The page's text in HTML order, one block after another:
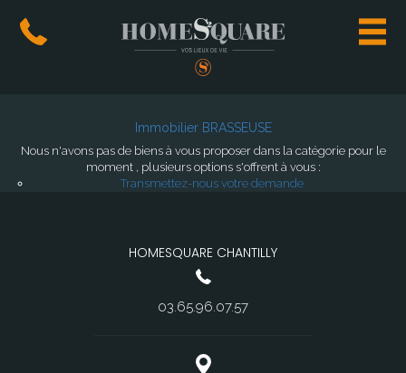
Immobilier BRASSEUSE
Nous n'avons pas de biens à vous proposer dans la catégorie pour le
moment , plusieurs options s'offrent à vous :
Transmettez-nous votre demande
HOMESQUARE CHANTILLY
03.65.96.07.57